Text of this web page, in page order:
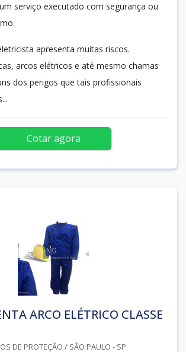
serviço executado com segurança ou
apresenta muitas riscos.
arcos elétricos e até mesmo chamas
dos perigos que tais profissionais
Cotar agora
ARCO ELÉTRICO CLASSE
DE PROTEÇÃO / SÃO PAULO - SP